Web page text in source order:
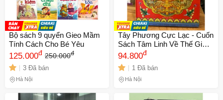
Giá từ thấp - cao
Giá từ cao - thấp
Bộ sách 9 quyển Gieo Mầm
Tính Cách Cho Bé Yêu
125.000đ 250.000đ
3 Đã bán
Hà Nội
Tây Phương Cực Lạc - Cuốn
Sách Tâm Linh Về Thế Giới
An Lạc và Giá Trị Tâm Linh
Trong Phật Giáo - Tác Giả
Chu Tước Nhi
94.800đ
1 Đã bán
Hà Nội